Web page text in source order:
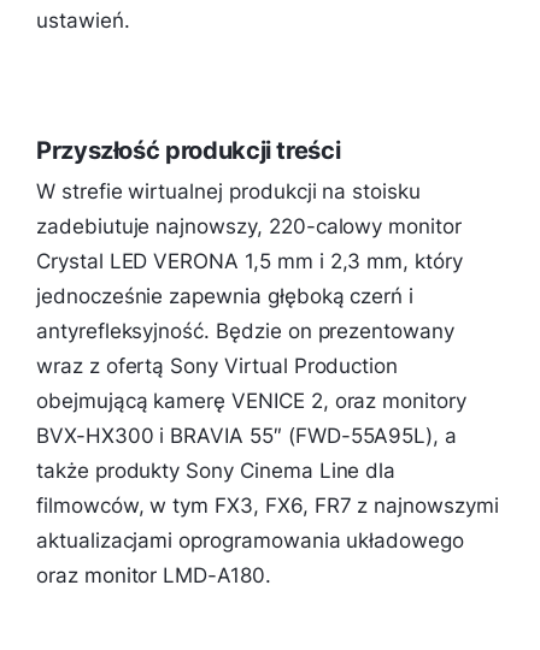
ustawień.
Przyszłość produkcji treści
W strefie wirtualnej produkcji na stoisku
zadebiutuje najnowszy, 220-calowy monitor
Crystal LED VERONA 1,5 mm i 2,3 mm, który
jednocześnie zapewnia głęboką czerń i
antyrefleksyjność. Będzie on prezentowany
wraz z ofertą Sony Virtual Production
obejmującą kamerę VENICE 2, oraz monitory
BVX-HX300 i BRAVIA 55″ (FWD-55A95L), a
także produkty Sony Cinema Line dla
filmowców, w tym FX3, FX6, FR7 z najnowszymi
aktualizacjami oprogramowania układowego
oraz monitor LMD-A180.